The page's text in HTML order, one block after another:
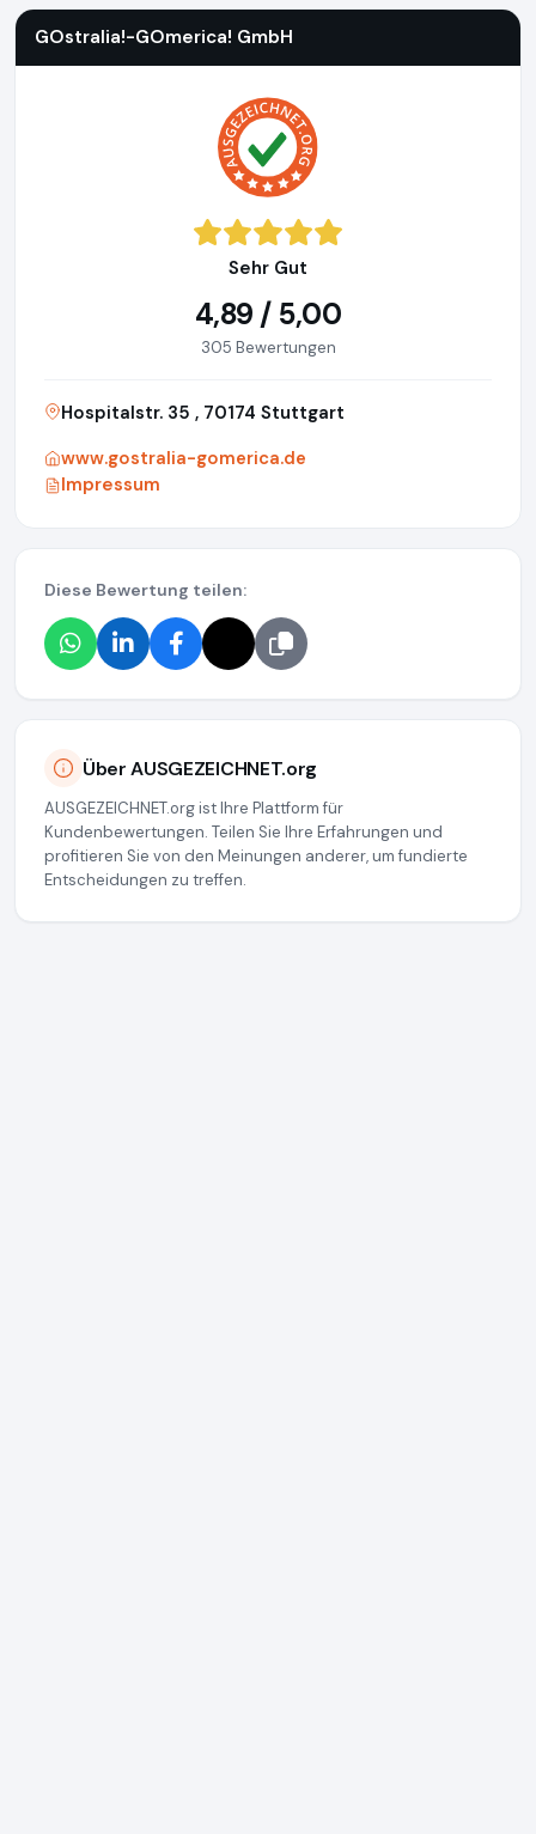
GOstralia!-GOmerica! GmbH
Sehr Gut
4,89 / 5,00
305 Bewertungen
Hospitalstr. 35 , 70174 Stuttgart
www.gostralia-gomerica.de
Impressum
Diese Bewertung teilen:
Über AUSGEZEICHNET.org
AUSGEZEICHNET.org ist Ihre Plattform für
Kundenbewertungen. Teilen Sie Ihre Erfahrungen und
profitieren Sie von den Meinungen anderer, um fundierte
Entscheidungen zu treffen.